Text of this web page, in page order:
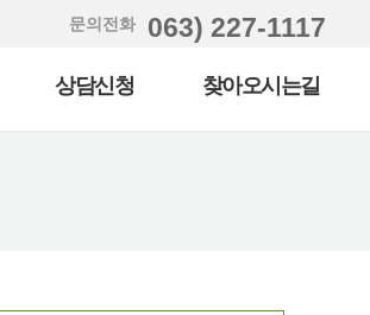
문의전화 063) 227-1117
상담신청 찾아오시는길